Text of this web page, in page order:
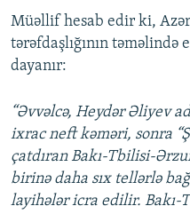
Müəllif hesab edir ki,
tərəfdaşlığının
dayanır:
“Əvvəlcə, Heydər Əliyev
ixrac neft kəməri, sonra
çatdıran Bakı-Tbilisi-
birinə daha sıx tellərlə
layihələr icra edilir. Bakı-